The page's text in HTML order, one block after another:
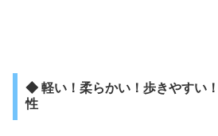
◆ 軽い！柔らかい！歩きやすい
性